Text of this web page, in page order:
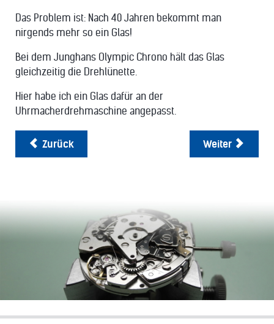
Das Problem ist: Nach 40 Jahren bekommt man
nirgends mehr so ein Glas!
Bei dem Junghans Olympic Chrono hält das Glas
gleichzeitig die Drehlünette.
Hier habe ich ein Glas dafür an der
Uhrmacherdrehmaschine angepasst.
Zurück Weiter